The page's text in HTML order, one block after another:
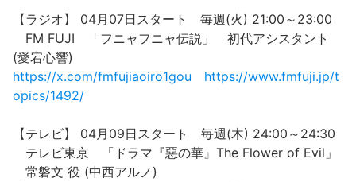
【ラジオ】 04月07日スタート 毎週(火) 21:00～23:00
FM FUJI 「フニャフニャ伝説」 初代アシスタント
(愛宕心響)
https://x.com/fmfujiaoiro1gou
https://www.fmfuji.jp/t
opics/1492/
【テレビ】 04月09日スタート 毎週(木) 24:00～24:30
テレビ東京 「ドラマ『惡の華』The Flower of Evil」
常磐文 役 (中西アルノ)